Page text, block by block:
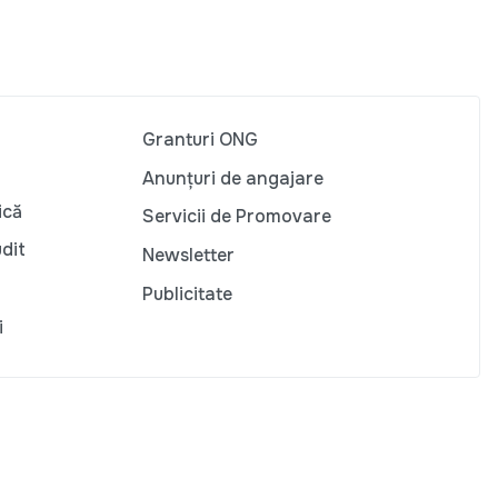
Granturi ONG
Anunțuri de angajare
Servicii de Promovare
Newsletter
Publicitate